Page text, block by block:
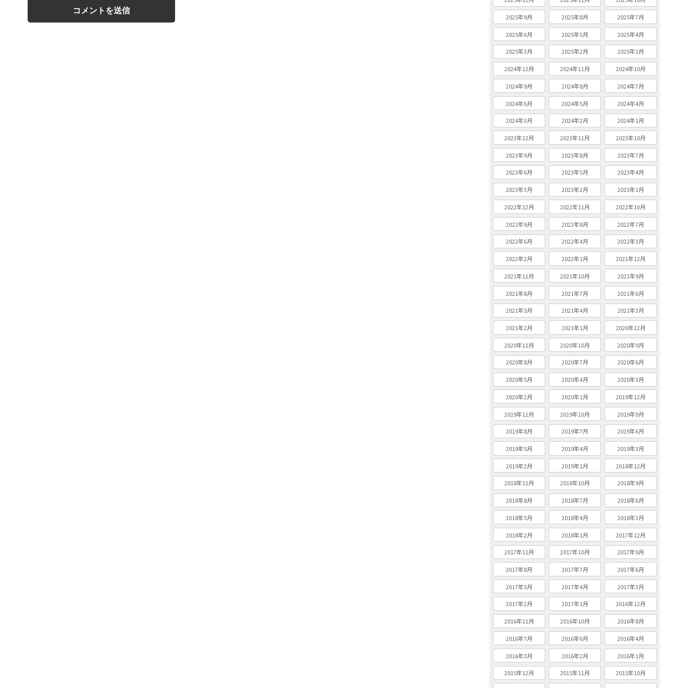
2025年9月 2025年8月 2025年7月
2025年6月 2025年5月 2025年4月
2025年3月 2025年2月 2025年1月
2024年12月 2024年11月 2024年10月
2024年9月 2024年8月 2024年7月
2024年6月 2024年5月 2024年4月
2024年3月 2024年2月 2024年1月
2023年12月 2023年11月 2023年10月
2023年9月 2023年8月 2023年7月
2023年6月 2023年5月 2023年4月
2023年3月 2023年2月 2023年1月
2022年12月 2022年11月 2022年10月
2022年9月 2022年8月 2022年7月
2022年6月 2022年4月 2022年3月
2022年2月 2022年1月 2021年12月
2021年11月 2021年10月 2021年9月
2021年8月 2021年7月 2021年6月
2021年5月 2021年4月 2021年3月
2021年2月 2021年1月 2020年12月
2020年11月 2020年10月 2020年9月
2020年8月 2020年7月 2020年6月
2020年5月 2020年4月 2020年3月
2020年2月 2020年1月 2019年12月
2019年11月 2019年10月 2019年9月
2019年8月 2019年7月 2019年6月
2019年5月 2019年4月 2019年3月
2019年2月 2019年1月 2018年12月
2018年11月 2018年10月 2018年9月
2018年8月 2018年7月 2018年6月
2018年5月 2018年4月 2018年3月
2018年2月 2018年1月 2017年12月
2017年11月 2017年10月 2017年9月
2017年8月 2017年7月 2017年6月
2017年5月 2017年4月 2017年3月
2017年2月 2017年1月 2016年12月
2016年11月 2016年10月 2016年8月
2016年7月 2016年6月 2016年4月
2016年3月 2016年2月 2016年1月
2015年12月 2015年11月 2015年10月